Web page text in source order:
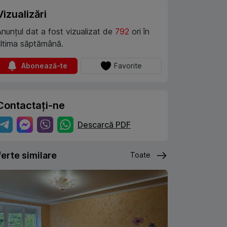
dat a fost vizualizat de 792 ori în
săptămână.
Abonează-te Favorite
ne
Descarcă PDF
similare Toate